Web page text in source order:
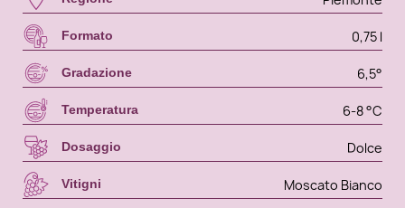
Formato 0,75 l
Gradazione 6,5°
Temperatura 6-8 °C
Dosaggio Dolce
Vitigni Moscato Bianco